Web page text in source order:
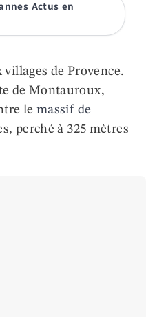
Actus en
de Provence.
de Montauroux,
le massif de
perché à 325 mètres